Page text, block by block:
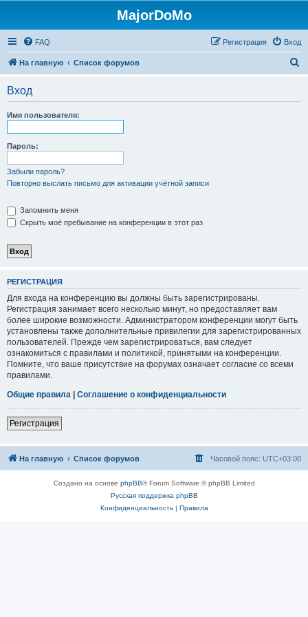
MajorDoMo
FAQ Вход
Регистрация
На главную Список форумов
Вход
Имя пользователя:
Пароль:
Забыли пароль?
Повторно выслать письмо для активации учётной записи
Запомнить меня
Скрыть моё пребывание на конференции в этот раз
РЕГИСТРАЦИЯ
Для входа на конференцию вы должны быть зарегистрированы.
Регистрация занимает всего несколько минут, но предоставляет вам
более широкие возможности. Администратором конференции могут быть
установлены также дополнительные привилегии для зарегистрированных
пользователей. Прежде чем зарегистрироваться, вам следует
ознакомиться с правилами и политикой, принятыми на конференции.
Помните, что ваше присутствие на форумах означает согласие со всеми
правилами.
Общие правила | Соглашение о конфиденциальности
Регистрация
На главную Список форумов Часовой пояс: UTC+03:00
Создано на основе phpBB® Forum Software © phpBB Limited
Русская поддержка phpBB
Конфиденциальность| Правила